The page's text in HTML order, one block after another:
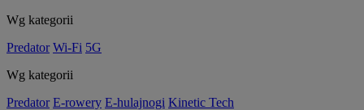
Wg kategorii
Predator Wi-Fi 5G
Wg kategorii
Predator E-rowery E-hulajnogi Kinetic Tech